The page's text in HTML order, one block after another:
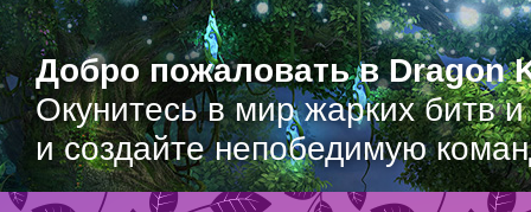
Добро пожаловать в Dragon
Окунитесь в мир жарких битв
и создайте непобедимую